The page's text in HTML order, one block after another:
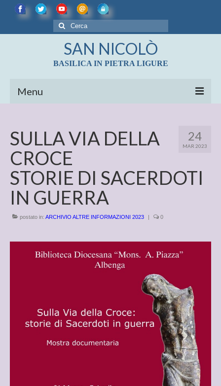
Cerca:
SAN NICOLÒ
BASILICA IN PIETRA LIGURE
Menu
BASILICA DI SAN NICOLÒ
Diocesi di Albenga – Imperia
CENNI STORICI
LE REALTA’ ARTISTICHE DELLA BASILICA
DI S. NICOLO’
LE CAMPANE DI PIETRA LIGURE
ORATORIO DELL’ANNUNZIATA
CHIESE DI “LA PIETRA” CHE NON
PRIMA CHIESA
TRE ANTICHI ORATORI
ORATORIO DI S. MARIA DI LORETO
24
MAR 2023
SULLA VIA DELLA
CROCE
STORIE DI SACERDOTI
IN GUERRA
postato in: ARCHIVIO ALTRE INFORMAZIONI 2023 | 0